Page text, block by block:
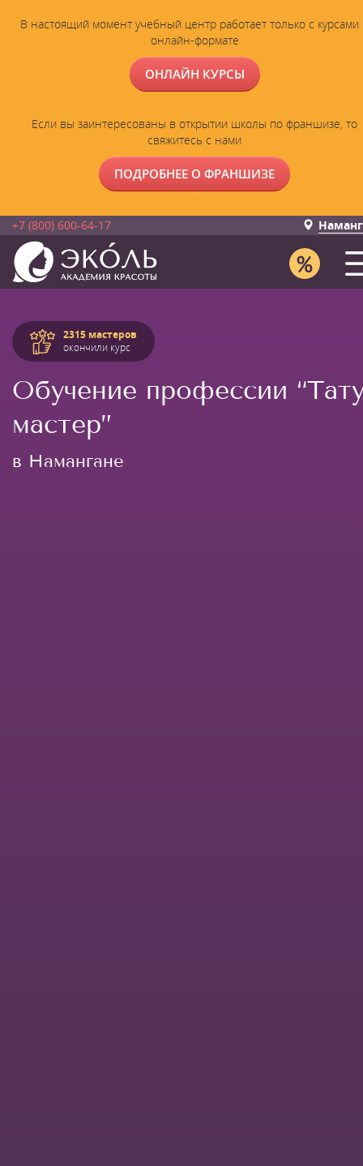
В настоящий момент учебный центр работает только с курсами
онлайн-формате
ОНЛАЙН КУРСЫ
Если вы заинтересованы в открытии школы по франшизе, то
свяжитесь с нами
ПОДРОБНЕЕ О ФРАНШИЗЕ
+7 (800) 600-64-17
2315 мастеров
окончили курс
Обучение профессии
мастер”
в Намангане